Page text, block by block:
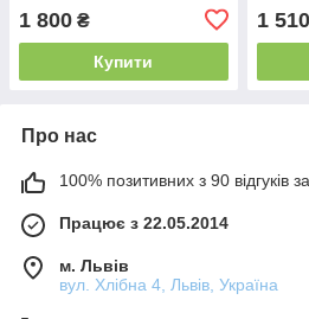
1 800 ₴
Купити
1 510
Про нас
100% позитивних з 90 відгуків
Працює з 22.05.2014
м. Львів
вул. Хлібна 4, Львів, Україна